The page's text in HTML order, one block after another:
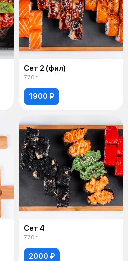
Сет 2 (фил)
770 г
1900 ₽
Сет 4
770 г
2000 ₽